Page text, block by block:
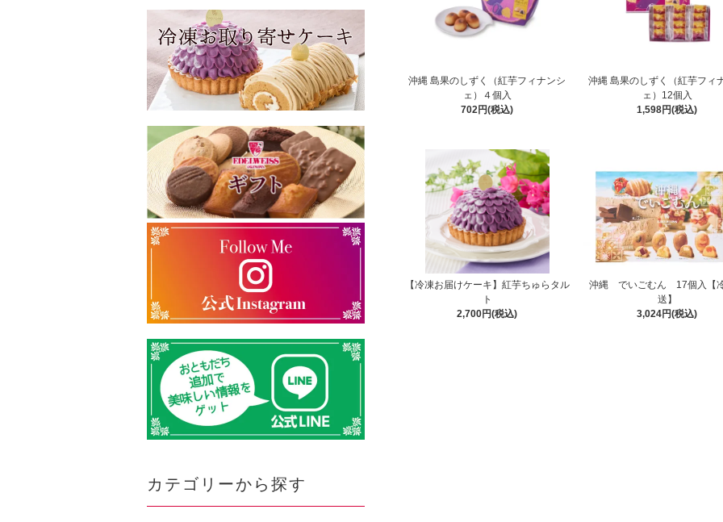
沖縄 島果のしずく（紅芋フィナンシ
ェ）４個入
702円(税込)
沖縄 島果のしずく（紅芋フィ
ェ）12個入
1,598円(税込)
【冷凍お届けケーキ】紅芋ちゅらタル
ト
2,700円(税込)
沖縄 でいごむん 17個入【
送】
3,024円(税込)
カテゴリーから探す